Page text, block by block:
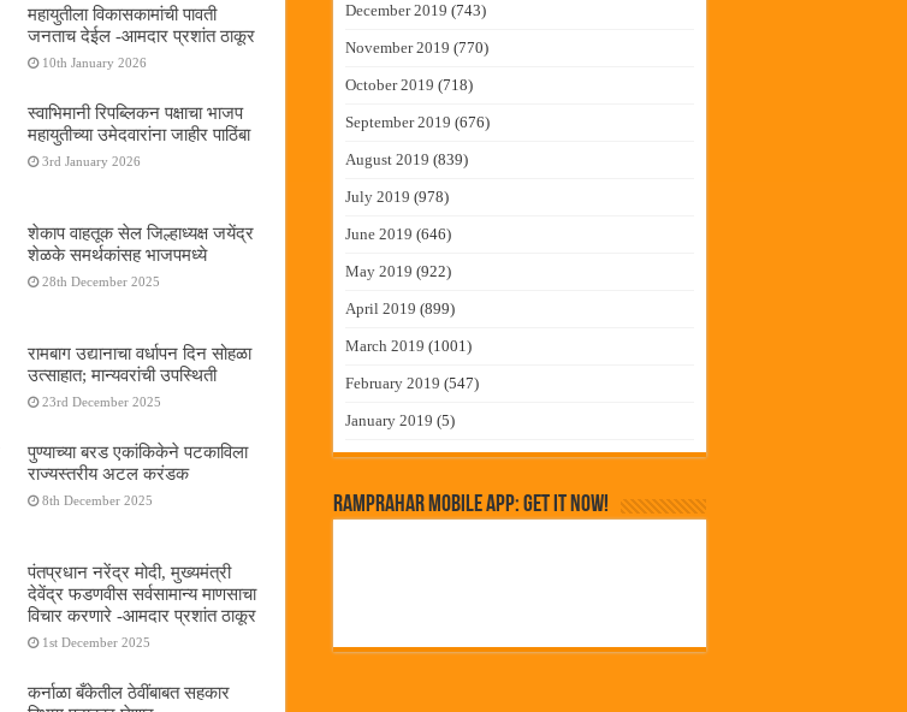
महायुतीला विकासकामांची पावती
जनताच देईल -आमदार प्रशांत ठाकूर
10th January 2026
स्वाभिमानी रिपब्लिकन पक्षाचा भाजप
महायुतीच्या उमेदवारांना जाहीर पाठिंबा
3rd January 2026
शेकाप वाहतूक सेल जिल्हाध्यक्ष जयेंद्र
शेळके समर्थकांसह भाजपमध्ये
28th December 2025
रामबाग उद्यानाचा वर्धापन दिन सोहळा
उत्साहात; मान्यवरांची उपस्थिती
23rd December 2025
पुण्याच्या बरड एकांकिकेने पटकाविला
राज्यस्तरीय अटल करंडक
8th December 2025
पंतप्रधान नरेंद्र मोदी, मुख्यमंत्री
देवेंद्र फडणवीस सर्वसामान्य माणसाचा
विचार करणारे -आमदार प्रशांत ठाकूर
1st December 2025
कर्नाळा बँकेतील ठेवींबाबत सहकार
December 2019 (743)
November 2019 (770)
October 2019 (718)
September 2019 (676)
August 2019 (839)
July 2019 (978)
June 2019 (646)
May 2019 (922)
April 2019 (899)
March 2019 (1001)
February 2019 (547)
January 2019 (5)
RamPrahar Mobile App: Get it Now!